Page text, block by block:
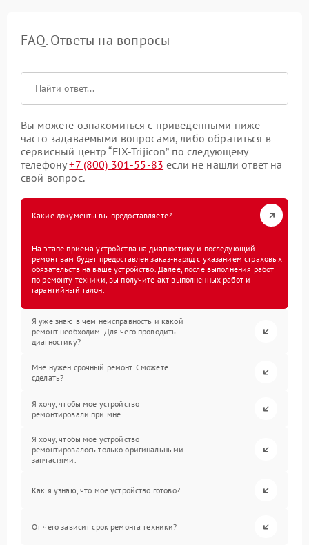
FAQ. Ответы на вопросы
Вы можете ознакомиться с приведенными ниже
часто задаваемыми вопросами, либо обратиться в
сервисный центр “FIX-Trijicon” по следующему
телефону+7 (800) 301-55-83 если не нашли ответ на
свой вопрос.
Какие документы вы предоставляете?
На этапе приема устройства на диагностику и последующий
ремонт вам будет предоставлен заказ-наряд с указанием страховых
обязательств на ваше устройство. Далее, после выполнения работ
по ремонту техники, вы получите акт выполненных работ и
гарантийный талон.
Я уже знаю в чем неисправность и какой
ремонт необходим. Для чего проводить
диагностику?
Мне нужен срочный ремонт. Сможете
сделать?
Я хочу, чтобы мое устройство
ремонтировали при мне.
Я хочу, чтобы мое устройство
ремонтировалось только оригинальными
запчастями.
Как я узнаю, что мое устройство готово?
От чего зависит срок ремонта техники?